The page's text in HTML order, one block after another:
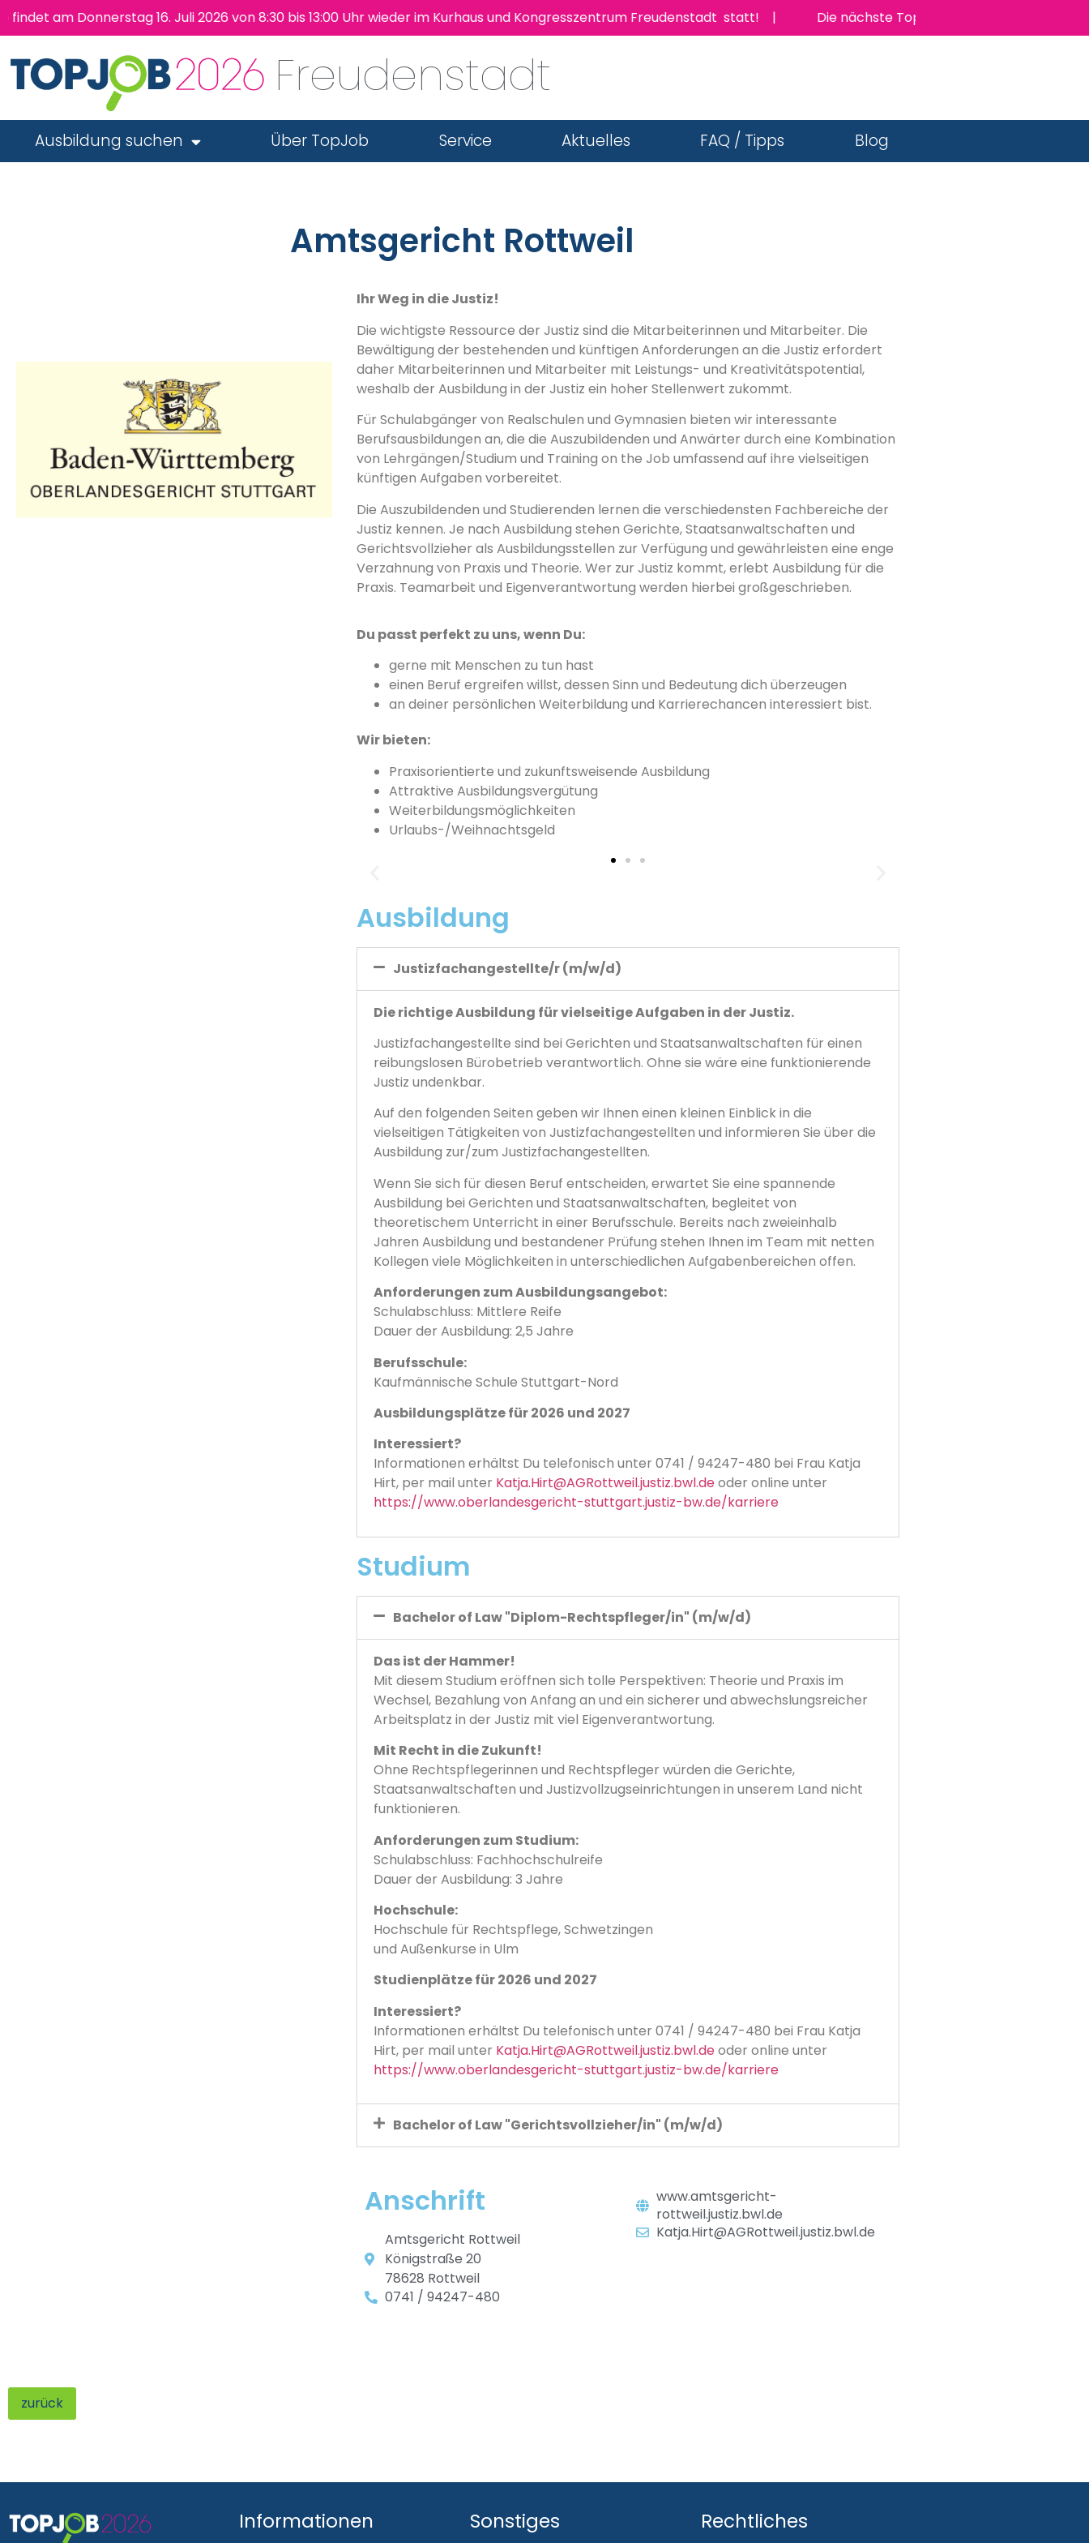
am Donnerstag 16. Juli 2026 von 8:30 bis 13:00 Uhr wieder im Kurhaus und Kongresszentrum Freudenstadt statt! | Die nächste TopJob Messe findet am
Freudenstadt
Ausbildung suchen Über TopJob Service Aktuelles FAQ / Tipps Blog
Amtsgericht Rottweil
Ihr Weg in die Justiz!
Die wichtigste Ressource der Justiz sind die Mitarbeiterinnen und Mitarbeiter. Die
Bewältigung der bestehenden und künftigen Anforderungen an die Justiz erfordert
daher Mitarbeiterinnen und Mitarbeiter mit Leistungs- und Kreativitätspotential,
weshalb der Ausbildung in der Justiz ein hoher Stellenwert zukommt.
Für Schulabgänger von Realschulen und Gymnasien bieten wir interessante
Berufsausbildungen an, die die Auszubildenden und Anwärter durch eine Kombination
von Lehrgängen/Studium und Training on the Job umfassend auf ihre vielseitigen
künftigen Aufgaben vorbereitet.
Die Auszubildenden und Studierenden lernen die verschiedensten Fachbereiche der
Justiz kennen. Je nach Ausbildung stehen Gerichte, Staatsanwaltschaften und
Gerichtsvollzieher als Ausbildungsstellen zur Verfügung und gewährleisten eine enge
Verzahnung von Praxis und Theorie. Wer zur Justiz kommt, erlebt Ausbildung für die
Praxis. Teamarbeit und Eigenverantwortung werden hierbei großgeschrieben.
Du passt perfekt zu uns, wenn Du:
gerne mit Menschen zu tun hast
einen Beruf ergreifen willst, dessen Sinn und Bedeutung dich überzeugen
an deiner persönlichen Weiterbildung und Karrierechancen interessiert bist.
Wir bieten:
Praxisorientierte und zukunftsweisende Ausbildung
Attraktive Ausbildungsvergütung
Weiterbildungsmöglichkeiten
Urlaubs-/Weihnachtsgeld
Ausbildung
Justizfachangestellte/r (m/w/d)
Die richtige Ausbildung für vielseitige Aufgaben in der Justiz.
Justizfachangestellte sind bei Gerichten und Staatsanwaltschaften für einen
reibungslosen Bürobetrieb verantwortlich. Ohne sie wäre eine funktionierende
Justiz undenkbar.
Auf den folgenden Seiten geben wir Ihnen einen kleinen Einblick in die
vielseitigen Tätigkeiten von Justizfachangestellten und informieren Sie über die
Ausbildung zur/zum Justizfachangestellten.
Wenn Sie sich für diesen Beruf entscheiden, erwartet Sie eine spannende
Ausbildung bei Gerichten und Staatsanwaltschaften, begleitet von
theoretischem Unterricht in einer Berufsschule. Bereits nach zweieinhalb
Jahren Ausbildung und bestandener Prüfung stehen Ihnen im Team mit netten
Kollegen viele Möglichkeiten in unterschiedlichen Aufgabenbereichen offen.
Anforderungen zum Ausbildungsangebot:
Schulabschluss: Mittlere Reife
Dauer der Ausbildung: 2,5 Jahre
Berufsschule:
Kaufmännische Schule Stuttgart-Nord
Ausbildungsplätze für 2026 und 2027
Interessiert?
Informationen erhältst Du telefonisch unter 0741 / 94247-480 bei Frau Katja
Hirt, per mail unter Katja.Hirt@AGRottweil.justiz.bwl.deoder online unter
https://www.oberlandesgericht-stuttgart.justiz-bw.de/karriere
Studium
Bachelor of Law "Diplom-Rechtspfleger/in" (m/w/d)
Das ist der Hammer!
Mit diesem Studium eröffnen sich tolle Perspektiven: Theorie und Praxis im
Wechsel, Bezahlung von Anfang an und ein sicherer und abwechslungsreicher
Arbeitsplatz in der Justiz mit viel Eigenverantwortung.
Mit Recht in die Zukunft!
Ohne Rechtspflegerinnen und Rechtspfleger würden die Gerichte,
Staatsanwaltschaften und Justizvollzugseinrichtungen in unserem Land nicht
funktionieren.
Anforderungen zum Studium:
Schulabschluss: Fachhochschulreife
Dauer der Ausbildung: 3 Jahre
Hochschule:
Hochschule für Rechtspflege, Schwetzingen
und Außenkurse in Ulm
Studienplätze für 2026 und 2027
Interessiert?
Informationen erhältst Du telefonisch unter 0741 / 94247-480 bei Frau Katja
Hirt, per mail unter Katja.Hirt@AGRottweil.justiz.bwl.deoder online unter
https://www.oberlandesgericht-stuttgart.justiz-bw.de/karriere
Bachelor of Law "Gerichtsvollzieher/in" (m/w/d)
Anschrift
Amtsgericht Rottweil
Königstraße 20
78628 Rottweil
0741 / 94247-480
www.amtsgericht-
rottweil.justiz.bwl.de
Katja.Hirt@AGRottweil.justiz.bwl.de
zurück
Informationen Sonstiges Rechtliches